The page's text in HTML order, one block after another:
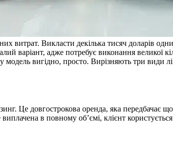
витрат. Викласти декілька тисяч доларів
варіант, адже потребує виконання великої
вигідно, просто. Вирізняють три види
Це довгострокова оренда, яка передбачає
в повному об’ємі, клієнт